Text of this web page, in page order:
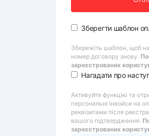
Зберегти шаблон
Збережіть шаблон, щоб
номер договору знову.
зареєстрованих
Нагадати про
Активуйте функцію та
персональні інвойси на
реквізитами після
вашого підтвердження.
зареєстрованих